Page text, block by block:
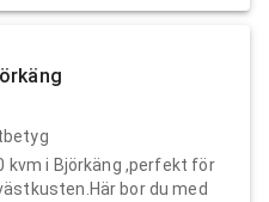
kvm i Björkäng ,perfekt för
bor du med